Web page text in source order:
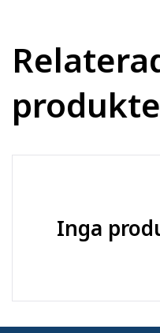
Hjuldiameter:
Hjulbredd
(mm)
Produktserie
Inga